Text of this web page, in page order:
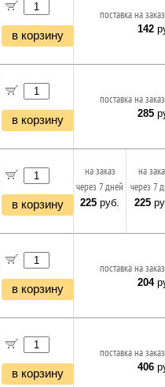
в корзину
поставка на
142
в корзину
поставка на
285
в корзину
на заказ
через 7 дней
225 руб.
на
через 7
225
в корзину
поставка на
204
в корзину
поставка на
406